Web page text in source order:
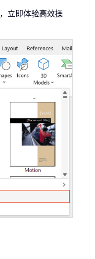
，立即体验高效操